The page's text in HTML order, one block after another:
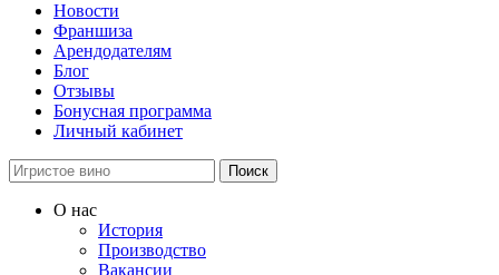
Новости
Франшиза
Арендодателям
Блог
Отзывы
Бонусная программа
Личный кабинет
Поиск
О нас
История
Производство
Вакансии